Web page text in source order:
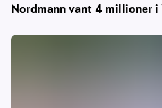
Nordmann vant 4 millioner